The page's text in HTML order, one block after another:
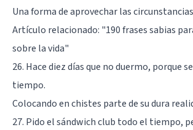
Una forma de aprovechar las
Artículo relacionado: "190 frases sabias
sobre la vida"
26. Hace diez días que no duermo, porque
tiempo.
Colocando en chistes parte de su dura
27. Pido el sándwich club todo el tiempo,